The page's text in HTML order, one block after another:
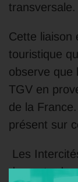
transversale.
Cette liaison
touristique
observe que
TGV en
de la
présent sur
Les
desserte de